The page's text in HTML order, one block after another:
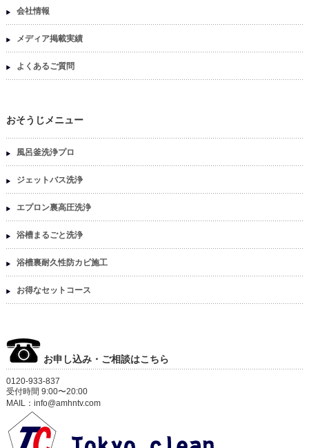
会社情報
メディア掲載実績
よくあるご質問
おそうじメニュー
風呂釜洗浄プロ
ジェットバス洗浄
エプロン裏高圧洗浄
浴槽まるごと洗浄
浴槽裏耐久性防カビ施工
お得なセットコース
お申し込み・ご相談はこちら
0120-933-837
受付時間 9:00〜20:00
MAIL：info@amhntv.com